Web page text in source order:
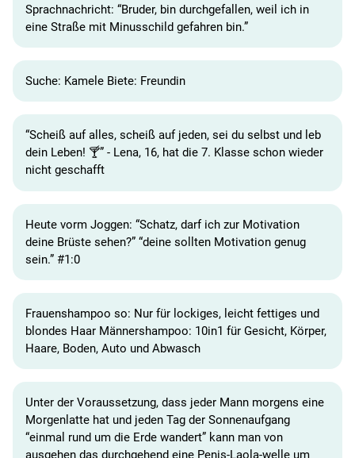
Sprachnachricht: “Bruder, bin durchgefallen, weil ich in
eine Straße mit Minusschild gefahren bin.”
Suche: Kamele Biete: Freundin
“Scheiß auf alles, scheiß auf jeden, sei du selbst und leb
dein Leben! 🍸” - Lena, 16, hat die 7. Klasse schon wieder
nicht geschafft
Heute vorm Joggen: “Schatz, darf ich zur Motivation
deine Brüste sehen?” “deine sollten Motivation genug
sein.” #1:0
Frauenshampoo so: Nur für lockiges, leicht fettiges und
blondes Haar Männershampoo: 10in1 für Gesicht, Körper,
Haare, Boden, Auto und Abwasch
Unter der Voraussetzung, dass jeder Mann morgens eine
Morgenlatte hat und jeden Tag der Sonnenaufgang
“einmal rund um die Erde wandert” kann man von
ausgehen das durchgehend eine Penis-Laola-welle um